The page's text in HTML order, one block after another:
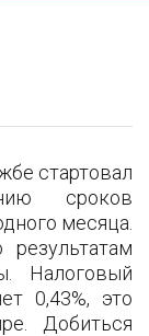
стартовал
сроков
месяца.
Налоговый
0,43%, это
Добиться